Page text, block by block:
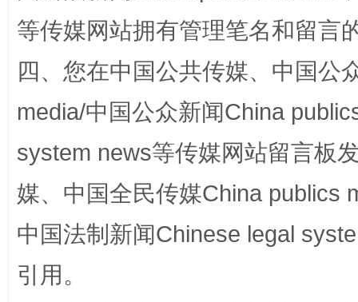
国家大学科技园优化重塑工作
等传媒网站拥有管理笔名和留言
四、您在中国公共传媒、中国公
media/中国公众新闻China
system news等传媒网站留言板
媒、中国全民传媒China publics
中国法制新闻Chinese legal
引用。